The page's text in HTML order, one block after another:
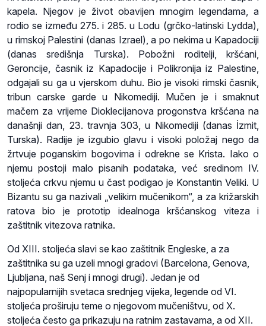
kapela. Njegov je život obavijen mnogim legendama, a
rodio se između 275. i 285. u Lodu (grčko-latinski Lydda),
u rimskoj Palestini (danas Izrael), a po nekima u Kapadociji
(danas središnja Turska). Pobožni roditelji, kršćani,
Geroncije, časnik iz Kapadocije i Polikronija iz Palestine,
odgajali su ga u vjerskom duhu. Bio je visoki rimski časnik,
tribun carske garde u Nikomediji. Mučen je i smaknut
mačem za vrijeme Dioklecijanova progonstva kršćana na
današnji dan, 23. travnja 303, u Nikomediji (danas İzmit,
Turska). Radije je izgubio glavu i visoki položaj nego da
žrtvuje poganskim bogovima i odrekne se Krista. Iako o
njemu postoji malo pisanih podataka, već sredinom IV.
stoljeća crkvu njemu u čast podigao je Konstantin Veliki. U
Bizantu su ga nazivali „velikim mučenikom“, a za križarskih
ratova bio je prototip idealnoga kršćanskog viteza i
zaštitnik vitezova ratnika.
Od XIII. stoljeća slavi se kao zaštitnik Engleske, a za
zaštitnika su ga uzeli mnogi gradovi (Barcelona, Genova,
Ljubljana, naš Senj i mnogi drugi). Jedan je od
najpopularnijih svetaca srednjeg vijeka, legende od VI.
stoljeća proširuju teme o njegovom mučeništvu, od X.
stoljeća često ga prikazuju na ratnim zastavama, a od XII.